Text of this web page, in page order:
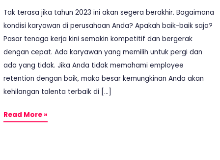
Tak terasa jika tahun 2023 ini akan segera berakhir. Bagaimana
kondisi karyawan di perusahaan Anda? Apakah baik-baik saja?
Pasar tenaga kerja kini semakin kompetitif dan bergerak
dengan cepat. Ada karyawan yang memilih untuk pergi dan
ada yang tidak. Jika Anda tidak memahami employee
retention dengan baik, maka besar kemungkinan Anda akan
kehilangan talenta terbaik di […]
Read More »